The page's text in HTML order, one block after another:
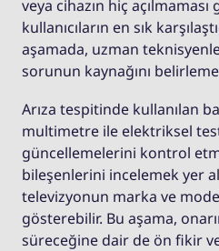
veya cihazın hiç
kullanıcıların en sık
aşamada, uzman
sorunun kaynağını
Arıza tespitinde kullanılan
multimetre ile elektriksel
güncellemelerini kontrol
bileşenlerini incelemek yer
televizyonun marka ve
gösterebilir. Bu aşama,
süreceğine dair de ön fikir